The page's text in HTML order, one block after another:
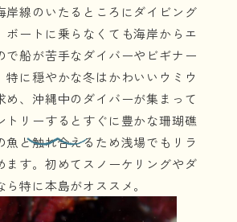
岸線のいたるところにダイビング
ボートに乗らなくても海岸からエ
で船が苦手なダイバーやビギナー
特に穏やかな冬はかわいいウミウ
め、沖縄中のダイバーが集まって
トリーするとすぐに豊かな珊瑚礁
魚と触れ合えるため浅場でもリラ
ます。初めてスノーケリングやダ
特に本島がオススメ。